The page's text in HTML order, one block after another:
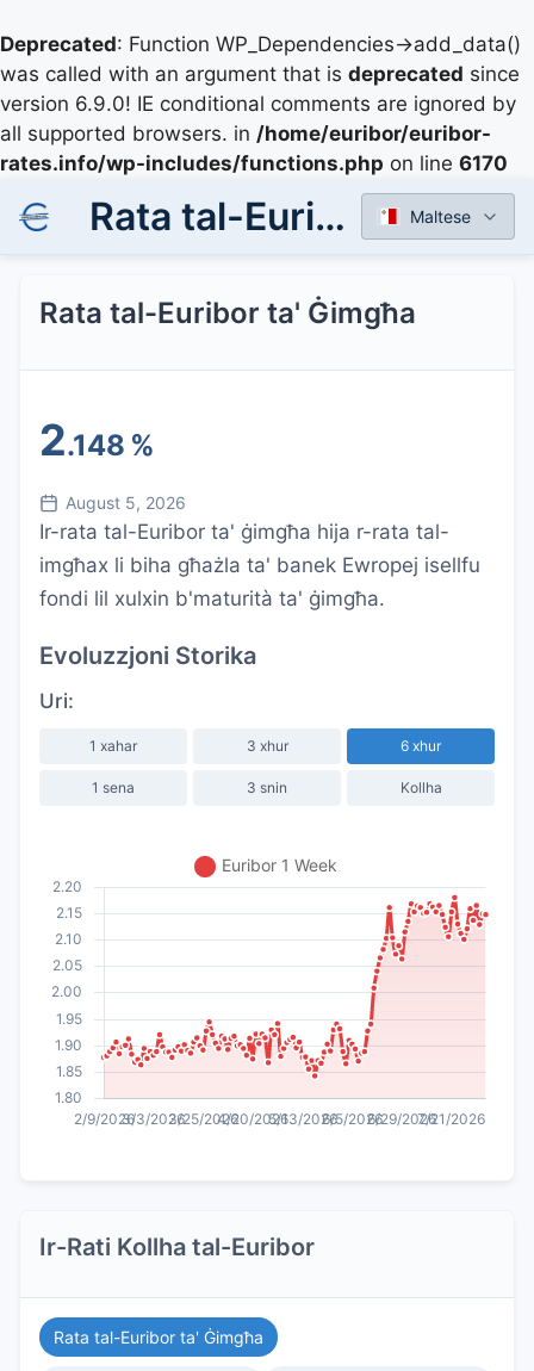
Deprecated: Function WP_Dependencies->add_data()
was called with an argument that is deprecated since
version 6.9.0! IE conditional comments are ignored by
all supported browsers. in /home/euribor/euribor-
rates.info/wp-includes/functions.php on line 6170
Rata tal-Euribor ta' Ġimgħa Maltese
Rata tal-Euribor ta' Ġimgħa
2.148 %
August 5, 2026
Ir-rata tal-Euribor ta' ġimgħa hija r-rata tal-
imgħax li biha għażla ta' banek Ewropej isellfu
fondi lil xulxin b'maturità ta' ġimgħa.
Evoluzzjoni Storika
Uri:
1 xahar 3 xhur 6 xhur
1 sena 3 snin Kollha
Ir-Rati Kollha tal-Euribor
Rata tal-Euribor ta' Ġimgħa